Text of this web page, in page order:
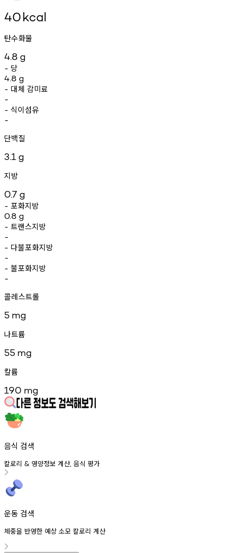
40kcal
탄수화물
4.8 g
- 당
4.8 g
- 대체 감미료
-
- 식이섬유
-
단백질
3.1 g
지방
0.7 g
- 포화지방
0.8 g
- 트랜스지방
-
- 다불포화지방
-
- 불포화지방
-
콜레스트롤
5 mg
나트륨
55 mg
칼륨
190 mg
음식 검색
칼로리 & 영양정보 계산, 음식 평가
운동 검색
체중을 반영한 예상 소모 칼로리 계산